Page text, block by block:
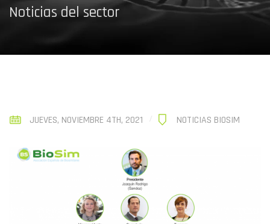
Noticias del sector
JUEVES, NOVIEMBRE 4TH, 2021 NOTICIAS BIOSIM